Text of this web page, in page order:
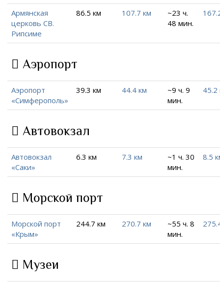
Армянская
церковь СВ.
Рипсиме
86.5 км 107.7 км
~23 ч.
48 мин.
Аэропорт
Аэропорт
«Симферополь»
39.3 км 44.4 км
~9 ч. 9
мин.
45.2
Автовокзал
Автовокзал
«Саки»
6.3 км 7.3 км
~1 ч. 30
мин.
8.5
Морской порт
Морской порт
«Крым»
244.7 км 270.7 км
~55 ч. 8
мин.
Музеи